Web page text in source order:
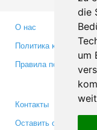
die
um
О нас
Политика
Правила пользования
Контакты
Оставить отзыв